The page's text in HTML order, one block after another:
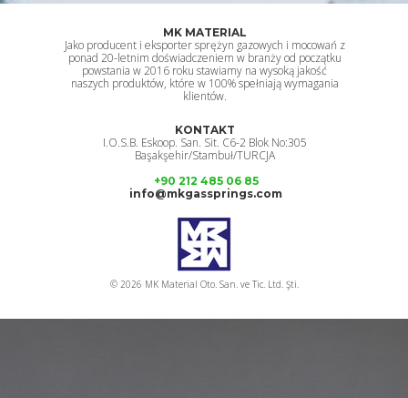
KONTAKT
I.O.S.B. Eskoop. San. Sit. C6-2 Blok No:305
Başakşehir/Stambuł/TURCJA
+90 212 485 06 85
info@mkgassprings.com
MK MATERIAL
Jako producent i eksporter sprężyn gazowych i mocowań z
ponad 20-letnim doświadczeniem w branży od początku
powstania w 2016 roku stawiamy na wysoką jakość
naszych produktów, które w 100% spełniają wymagania
klientów.
© 2026 MK Material Oto. San. ve Tic. Ltd. Şti.